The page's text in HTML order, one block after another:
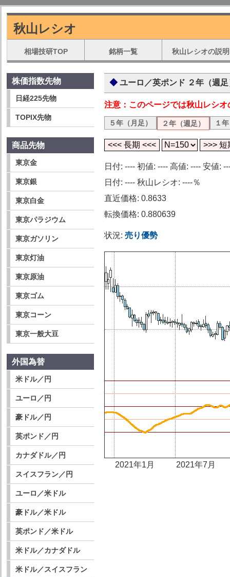
秋山レシオ
相場技研TOP 銘柄一覧 秋山レシオの説明
株価指数先物
日経225先物
TOPIX先物
商品先物
東京金
東京銀
東京白金
東京パラジウム
東京ガソリン
東京灯油
東京原油
東京ゴム
東京コーン
東京一般大豆
外国為替
米ドル／円
ユーロ／円
豪ドル／円
英ポンド／円
カナダドル／円
スイスフラン／円
ユーロ／米ドル
豪ドル／米ドル
英ポンド／米ドル
米ドル／カナダドル
米ドル／スイスフラン
ユーロ／英ポンド ２年（週足
注意：このページでは秋山レシ
５年（月足） ２年（週足） １
日付: ---- 初値: ---- 高値: ---- 安値:
日付: ---- 秋山レシオ: ----％
直近価格: 0.8633
転換価格: 0.880639
状況: 売り優勢
2021年1月 2021年7月